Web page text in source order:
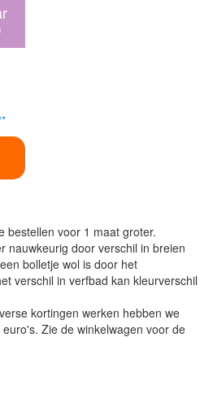
bestellen voor 1 maat groter.
nauwkeurig door verschil in breien
bolletje wol is door het
verschil in verfbad kan kleurverschil
kortingen werken hebben we
Zie de winkelwagen voor de